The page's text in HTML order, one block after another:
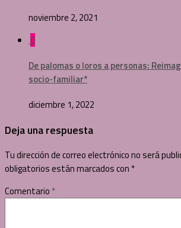
noviembre 2, 2021
0
De palomas o loros a personas:
socio-familiar*
diciembre 1, 2022
Deja una respuesta
Tu dirección de correo electrónico no será
obligatorios están marcados con *
Comentario *